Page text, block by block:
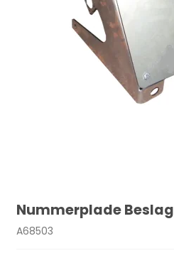
Nummerplade Beslag
A68503